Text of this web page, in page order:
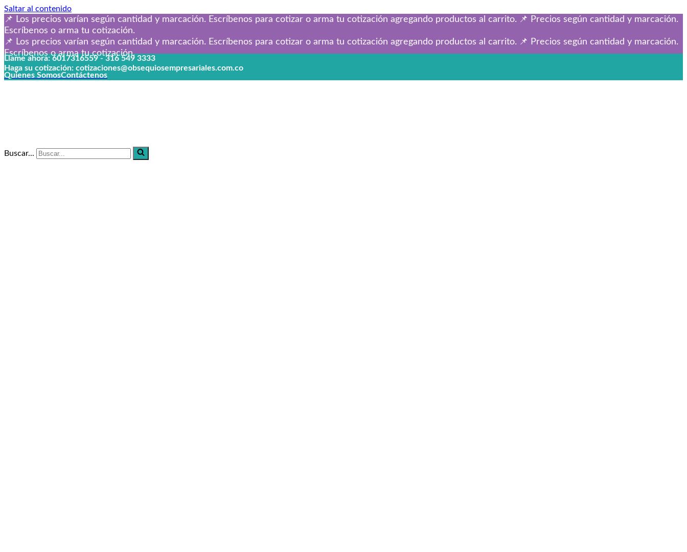
Saltar al contenido
📌 Los precios varían según cantidad y marcación. Escríbenos para cotizar o arma tu cotización agregando productos al carrito. 📌 Precios según cantidad y marcación.
Escríbenos o arma tu cotización.
📌 Los precios varían según cantidad y marcación. Escríbenos para cotizar o arma tu cotización agregando productos al carrito. 📌 Precios según cantidad y marcación.
Escríbenos o arma tu cotización.
Llame ahora: 6017316559 - 316 549 3333
Haga su cotización: cotizaciones@obsequiosempresariales.com.co
Quienes SomosContáctenos
Buscar...